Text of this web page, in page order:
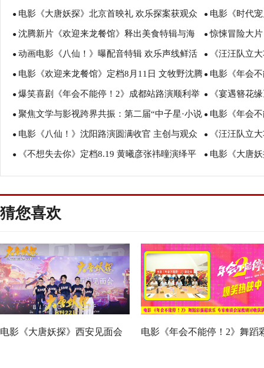
情致谢观众 岁月沉淀不灭初心 影院陪孩子过
● 电影《大唐妖探》北京首映礼 欢乐探案获观众
盛赞：“夯！”
● 电影《时代
诠释爱与宽恕
● 沈腾新片《欢迎来龙餐馆》释出美食特辑与海
报 烟火气中见人情温暖
●惊悚冒险大
瑟薇直面恐龙
● 动画电影《八仙！》曝配音特辑 欢乐声线鲜活
塑造凡人八仙群像
● 《汪汪队立
暑假亲子观影
● 电影《欢迎来龙餐馆》定档8月11日 文牧野沈腾
蒋奇明带中餐闯中东
● 电影《年会
场爆笑不停共
● 爆笑喜剧《年会不能停！2》成都站路演顺利举
行 张若昀白客爆笑整活走心输出
● 《宴遇簪花
美食
● 聚焦文学与影视跨界共振：第二届“中子星·小说
月报影视改编价值潜力榜”在盐城揭晓
● 电影《年会
创解读分享更
● 电影《八仙！》沈阳路演圆满收官 主创与观众
互赠“东北特色”惊喜
● 《汪汪队立
评如潮线下人
● 《不想失去你》定档8.19 黄曦彦张祎曈演绎平
凡生活里的光亮
● 电影《大唐
欢奇幻冒险！
猜您喜欢
电影《大唐妖探》西安见面会 电影《年会不能停！2》舞蹈